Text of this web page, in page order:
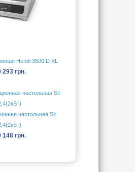
Hendi 3500 D XL
293 грн.
настольная Sit
148 грн.